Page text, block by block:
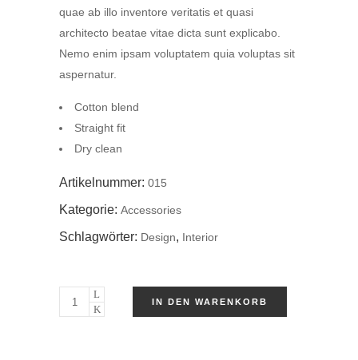
quae ab illo inventore veritatis et quasi
architecto beatae vitae dicta sunt explicabo.
Nemo enim ipsam voluptatem quia voluptas sit
aspernatur.
Cotton blend
Straight fit
Dry clean
Artikelnummer: 015
Kategorie: Accessories
Schlagwörter: Design, Interior
IN DEN WARENKORB